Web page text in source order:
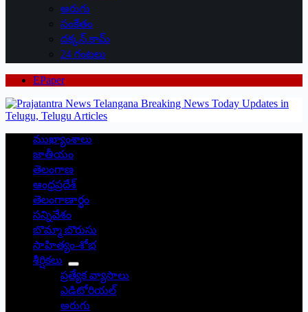
అరుగు
సంకేతం
దక్కన్.కామ్
24 గంటలు
EPaper
ముఖ్యాంశాలు
జాతీయం
తెలంగాణ
ఆంధ్రప్రదేశ్
తెలంగాణార్థం
సన్నివేశం
బొమ్మా బొరుసు
సాహిత్యం-శోభ
శీర్షికలు
ప్రత్యేక వ్యాసాలు
ఎడిటోరియల్
అరుగు